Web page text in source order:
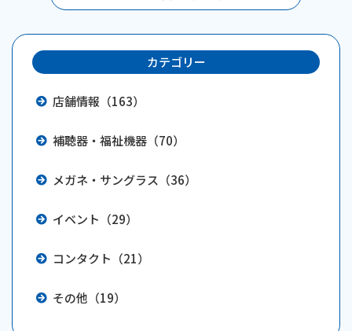
o
k
カテゴリー
店舗情報（163）
補聴器・福祉機器（70）
メガネ・サングラス（36）
イベント（29）
コンタクト（21）
その他（19）